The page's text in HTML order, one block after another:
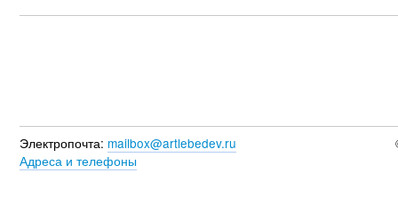
Электропочта: mailbox@artlebedev.ru
Адреса и телефоны